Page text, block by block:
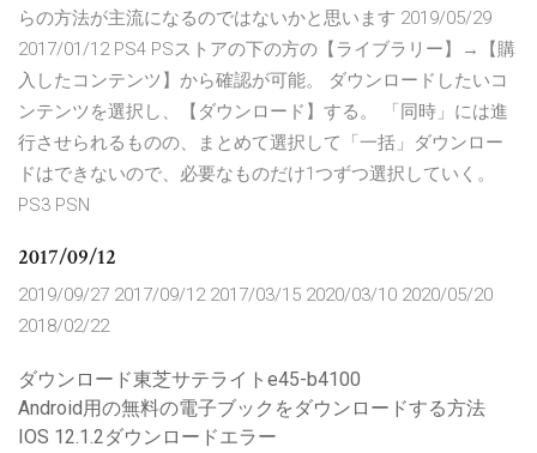
らの方法が主流になるのではないかと思います 2019/05/29
2017/01/12 PS4 PSストアの下の方の【ライブラリー】→【購
入したコンテンツ】から確認が可能。 ダウンロードしたいコ
ンテンツを選択し、【ダウンロード】する。 「同時」には進
行させられるものの、まとめて選択して「一括」ダウンロー
ドはできないので、必要なものだけ1つずつ選択していく。
PS3 PSN
2017/09/12
2019/09/27 2017/09/12 2017/03/15 2020/03/10 2020/05/20
2018/02/22
ダウンロード東芝サテライトe45-b4100
Android用の無料の電子ブックをダウンロードする方法
IOS 12.1.2ダウンロードエラー